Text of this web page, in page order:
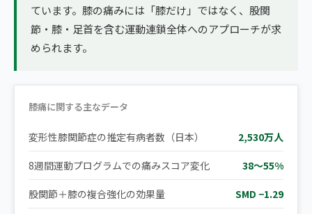
ています。膝の痛みには「膝だけ」ではなく、股関
節・膝・足首を含む運動連鎖全体へのアプローチが求
められます。
膝痛に関する主なデータ
変形性膝関節症の推定有病者数（日本） 2,530万人
8週間運動プログラムでの痛みスコア変化 38〜55%
股関節＋膝の複合強化の効果量 SMD −1.29